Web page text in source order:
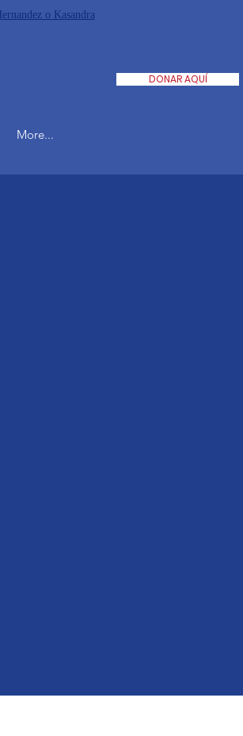
o Kasandra
More...
DONAR AQUÍ